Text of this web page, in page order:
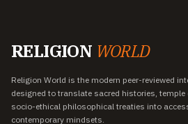
RELIGION WORLD
Religion World is the modern peer-reviewed
designed to translate sacred histories, temple
socio-ethical philosophical treaties into
contemporary mindsets.